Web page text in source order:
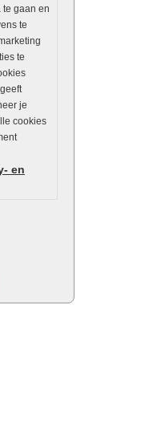
te gaan en
te
te
je
cookies
en